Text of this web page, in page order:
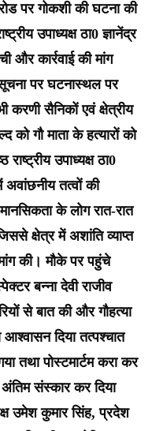
पर गोकशी की घटना की
उपाध्यक्ष ठा0 ज्ञानेंद्र
और कार्रवाई की मांग
सूचना पर घटनास्थल पर
करणी सैनिकों एवं क्षेत्रीय
को गौ माता के हत्यारों को
उपाध्यक्ष ठा0
अवांछनीय तत्वों की
के लोग रात-रात
क्षेत्र में अशांति व्याप्त
की। मौके पर पहुंचे
बन्ना देवी राजीव
से बात की और गौहत्या
आश्वासन दिया तत्पश्चात
तथा पोस्टमार्टम करा कर
संस्कार कर दिया
उमेश कुमार सिंह, प्रदेश